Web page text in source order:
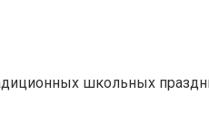
школьных